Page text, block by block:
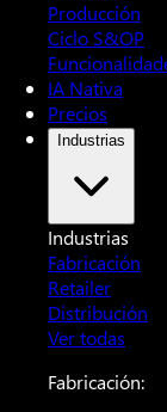
Producción
Ciclo S&OP
IA Nativa
Precios
Industrias
Industrias
Fabricación
Retailer
Distribución
Ver todas
Fabricación: